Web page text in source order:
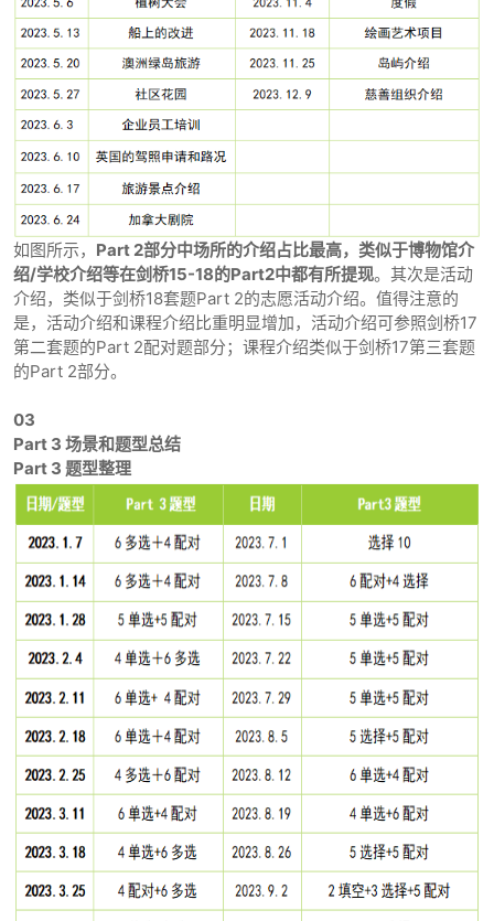
如图所示， Part 2部分中场所的介绍占比最高，类似于博物馆介
绍/学校介绍等在剑桥15-18的Part2中都有所提现。其次是活动
介绍，类似于剑桥18套题Part 2的志愿活动介绍。值得注意的
是，活动介绍和课程介绍比重明显增加，活动介绍可参照剑桥17
第二套题的Part 2配对题部分；课程介绍类似于剑桥17第三套题
的Part 2部分。
03
Part 3 场景和题型总结
Part 3 题型整理